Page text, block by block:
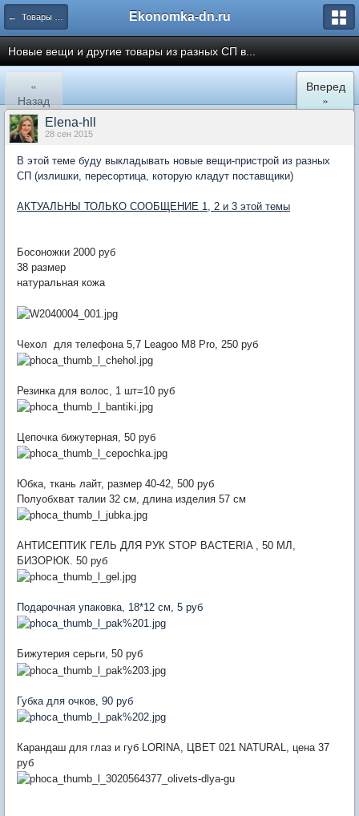
← Товары в наличии Ekonomka-dn.ru
Новые вещи и другие товары из разных СП в...
«
Назад
Вперед
»
Elena-hll
28 сен 2015
В этой теме буду выкладывать новые вещи-пристрой из разных
СП (излишки, пересортица, которую кладут поставщики)
АКТУАЛЬНЫ ТОЛЬКО СООБЩЕНИЕ 1, 2 и 3 этой темы
Босоножки 2000 руб
38 размер
натуральная кожа
Чехол для телефона 5,7 Leagoo M8 Pro, 250 руб
Резинка для волос, 1 шт=10 руб
Цепочка бижутерная, 50 руб
Юбка, ткань лайт, размер 40-42, 500 руб
Полуобхват талии 32 см, длина изделия 57 см
АНТИСЕПТИК ГЕЛЬ ДЛЯ РУК STOP BACTERIA , 50 МЛ,
БИЗОРЮК. 50 руб
Подарочная упаковка, 18*12 см, 5 руб
Бижутерия серьги, 50 руб
Губка для очков, 90 руб
Карандаш для глаз и губ LORINA, ЦВЕТ 021 NATURAL, цена 37
руб